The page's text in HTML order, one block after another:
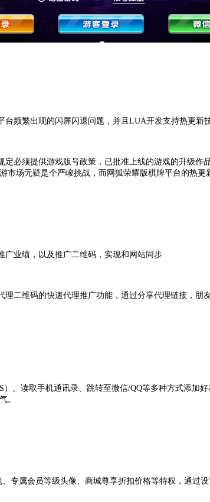
台频繁出现的闪屏闪退问题，并且LUA开发支持热更新
必须提供游戏版号政策，已批准上线的游戏的升级
场无疑是个严峻挑战，而网狐荣耀版棋牌平台的热
广业绩，以及推广二维码，实现和网站同步
理二维码的快速代理推广功能，通过分享代理链接，朋
、读取手机通讯录、跳转至微信/QQ等多种方式添加
。
专属会员等级头像、商城尊享折扣价格等特权，通过